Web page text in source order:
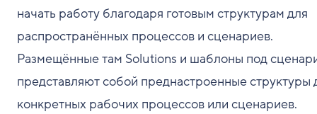
начать работу благодаря готовым структурам для
распространённых процессов и сценариев.
Размещённые там Solutions и шаблоны под
представляют собой преднастроенные структуры
конкретных рабочих процессов или сценариев.